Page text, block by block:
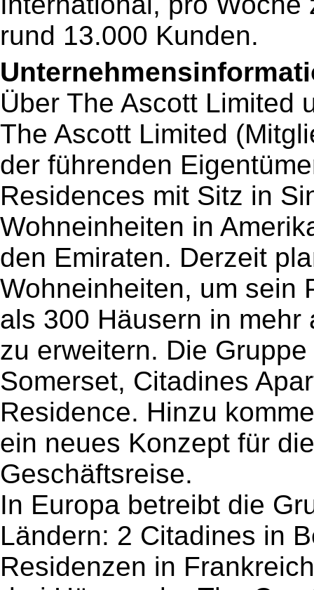
rund 13.000 Kunden.
Über The Ascott Limited
The Ascott Limited
der führenden
Residences mit Sitz in
Wohneinheiten in
den Emiraten. Derzeit
Wohneinheiten, um sein
als 300 Häusern in
zu erweitern. Die
Somerset, Citadines
Residence. Hinzu
ein neues Konzept für
Geschäftsreise.
In Europa betreibt die
Ländern: 2 Citadines in
Residenzen in